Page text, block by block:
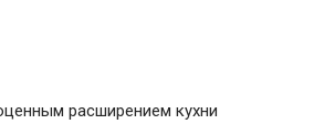
расширением кухни